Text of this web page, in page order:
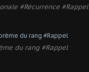
#Récurrence #Rappel
du rang #Rappel